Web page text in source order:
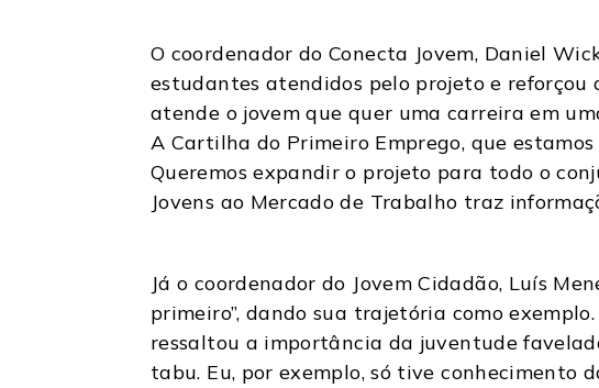
O coordenador do Conecta Jovem, Daniel
estudantes atendidos pelo projeto e reforçou
atende o jovem que quer uma carreira em
A Cartilha do Primeiro Emprego, que
Queremos expandir o projeto para todo o
Jovens ao Mercado de Trabalho traz
Já o coordenador do Jovem Cidadão, Luís
primeiro”, dando sua trajetória como
ressaltou a importância da juventude
tabu. Eu, por exemplo, só tive conhecimento